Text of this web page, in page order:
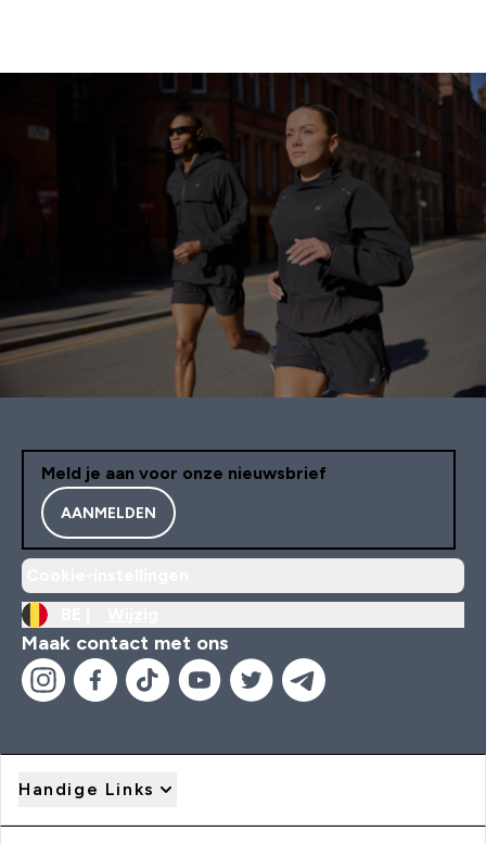
Meld je aan voor onze nieuwsbrief
AANMELDEN
Maak contact met ons
Handige Links